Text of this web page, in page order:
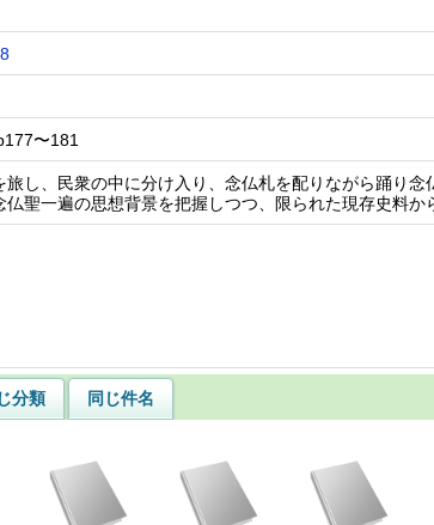
〜181
旅し、民衆の中に分け入り、念仏札を配りながら踊り
仏聖一遍の思想背景を把握しつつ、限られた現存史料か
分類
同じ件名